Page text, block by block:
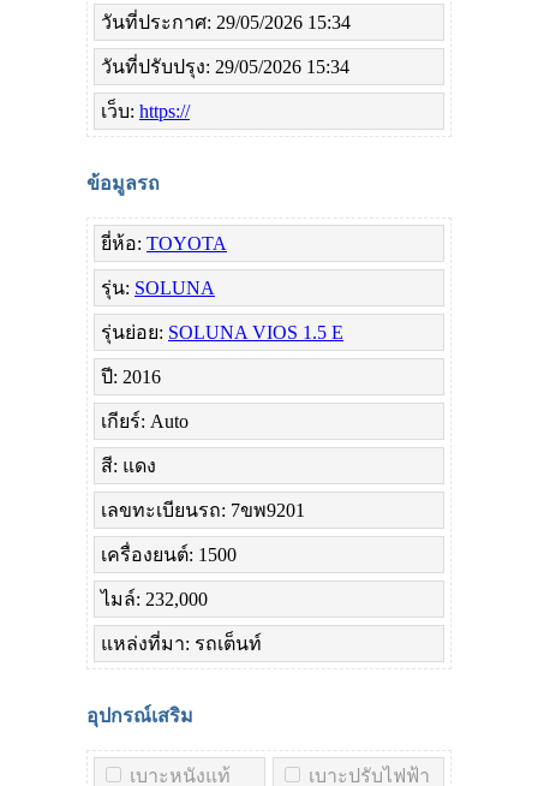
วันที่ประกาศ: 29/05/2026 15:34
วันที่ปรับปรุง: 29/05/2026 15:34
เว็บ: https://
ข้อมูลรถ
ยี่ห้อ: TOYOTA
รุ่น: SOLUNA
รุ่นย่อย: SOLUNA VIOS 1.5 E
ปี: 2016
เกียร์: Auto
สี: แดง
เลขทะเบียนรถ: 7ขพ9201
เครื่องยนต์: 1500
ไมล์: 232,000
แหล่งที่มา: รถเต็นท์
อุปกรณ์เสริม
เบาะหนังแท้ เบาะปรับไฟฟ้า